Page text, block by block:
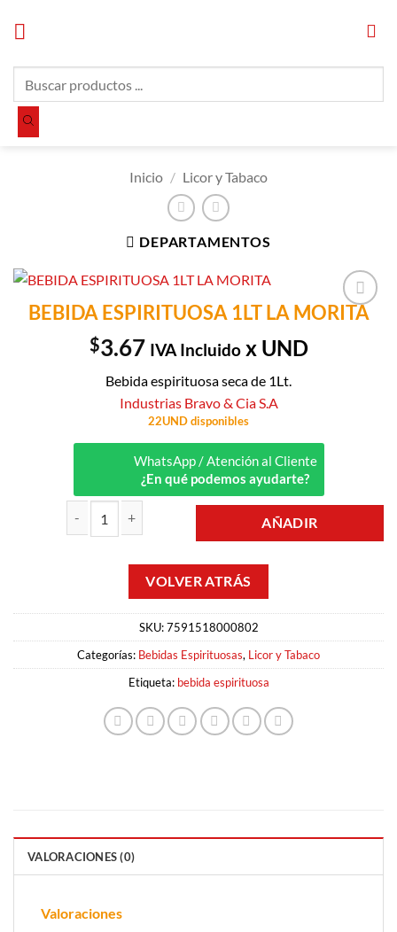
productos
Inicio / Licor y Tabaco
DEPARTAMENTOS
Añadir a
BEBIDA ESPIRITUOSA 1LT LA MORITA
$3.67 IVA Incluidox UND
Bebida espirituosa seca de 1Lt.
Industrias Bravo & Cia S.A
22UND disponibles
WhatsApp / Atención al Cliente
¿En qué podemos ayudarte?
BEBIDA ESPIRITUOSA 1LT LA MORITA cantidad
AÑADIR
SKU:7591518000802
Categorías: Bebidas Espirituosas, Licor y Tabaco
Etiqueta: bebida espirituosa
VALORACIONES (0)
Valoraciones